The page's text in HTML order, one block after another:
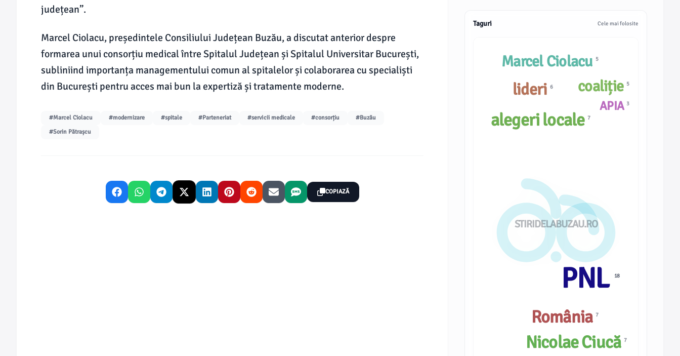
județean”.
Marcel Ciolacu, președintele Consiliului Județean Buzău, a discutat anterior despre
formarea unui consorțiu medical între Spitalul Județean și Spitalul Universitar București,
subliniind importanța managementului comun al spitalelor și colaborarea cu specialiști
din București pentru acces mai bun la expertiză și tratamente moderne.
#Marcel Ciolacu #modernizare #spitale #Parteneriat #servicii medicale #consorțiu
#Buzău
#Sorin Pătrașcu
COPIAZĂ
Taguri Cele mai folosite
STIRIDELABUZAU.RO
coaliție 5
România7
alegeri locale7
PNL 18
APIA 3
Nicolae Ciucă7
lideri6
Marcel Ciolacu 5